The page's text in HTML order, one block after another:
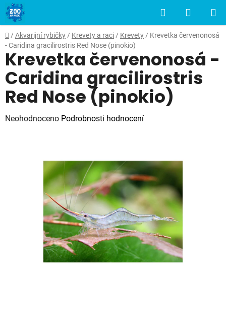
Přejít
na
obsah
Hledat
KOŠÍK
Domů
/ Akvarijní rybičky / Krevety a raci / Krevety / Krevetka červenonosá
- Caridina gracilirostris Red Nose (pinokio)
Krevetka červenonosá -
Caridina gracilirostris
Red Nose (pinokio)
Průměrné
Neohodnoceno Podrobnosti hodnocení